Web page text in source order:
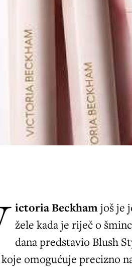
ictoria Beckhamjoš je
žele kada je riječ o
dana predstavio Blush
omogućuje precizno